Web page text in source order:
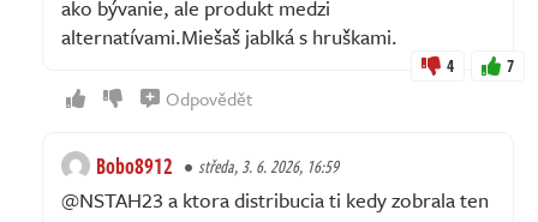
ako bývanie, ale produkt medzi
alternatívami.Miešaš jablká s hruškami.
4 7
Odpovědět
Bobo8912 středa, 3. 6. 2026, 16:59
@NSTAH23 a ktora distribucia ti kedy zobrala ten